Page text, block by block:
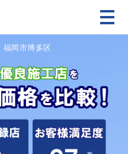
福岡市博多区